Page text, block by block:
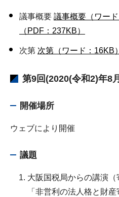
議事概要 議事概要（ワード
（PDF：237KB）
次第 次第（ワード：16KB）
第9回(2020(令和2)年8
開催場所
ウェブにより開催
議題
大阪国税局からの講演（
「非営利の法人格と財